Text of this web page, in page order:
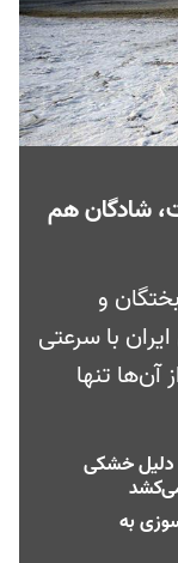
شادگان هم
و
با سرعتی
تنها
دلیل خشکی
به